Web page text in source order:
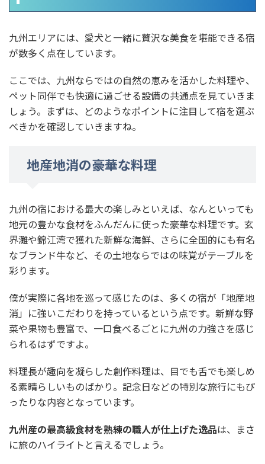
九州エリアには、愛犬と一緒に贅沢な美食を堪能できる宿
が数多く点在しています。
ここでは、九州ならではの自然の恵みを活かした料理や、
ペット同伴でも快適に過ごせる設備の共通点を見ていきま
しょう。まずは、どのようなポイントに注目して宿を選ぶ
べきかを確認していきますね。
地産地消の豪華な料理
九州の宿における最大の楽しみといえば、なんといっても
地元の豊かな食材をふんだんに使った豪華な料理です。玄
界灘や錦江湾で獲れた新鮮な海鮮、さらに全国的にも有名
なブランド牛など、その土地ならではの味覚がテーブルを
彩ります。
僕が実際に各地を巡って感じたのは、多くの宿が「地産地
消」に強いこだわりを持っているという点です。新鮮な野
菜や果物も豊富で、一口食べるごとに九州の力強さを感じ
られるはずですよ。
料理長が趣向を凝らした創作料理は、目でも舌でも楽しめ
る素晴らしいものばかり。記念日などの特別な旅行にもぴ
ったりな内容となっています。
九州産の最高級食材を熟練の職人が仕上げた逸品は、まさ
に旅のハイライトと言えるでしょう。